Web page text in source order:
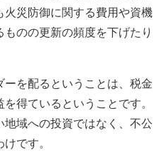
災防御に関する費用や資機
のの更新の頻度を下げたり
を配るということは、税金
得ているということです。
域への投資ではなく、不公
です。